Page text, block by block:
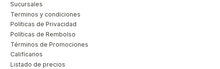
Sucursales
Terminos y condiciones
Políticas de Privacidad
Políticas de Rembolso
Términos de Promociones
Califícanos
Listado de precios